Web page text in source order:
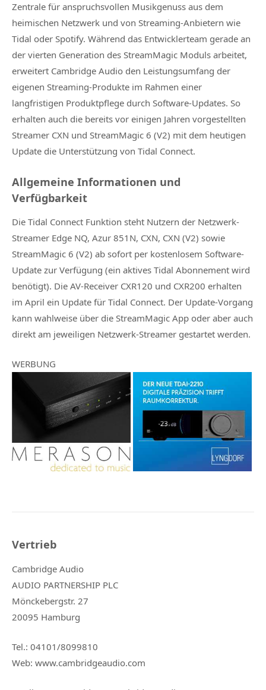
Zentrale für anspruchsvollen Musikgenuss aus dem
heimischen Netzwerk und von Streaming-Anbietern wie
Tidal oder Spotify. Während das Entwicklerteam gerade an
der vierten Generation des StreamMagic Moduls arbeitet,
erweitert Cambridge Audio den Leistungsumfang der
eigenen Streaming-Produkte im Rahmen einer
langfristigen Produktpflege durch Software-Updates. So
erhalten auch die bereits vor einigen Jahren vorgestellten
Streamer CXN und StreamMagic 6 (V2) mit dem heutigen
Update die Unterstützung von Tidal Connect.
Allgemeine Informationen und
Verfügbarkeit
Die Tidal Connect Funktion steht Nutzern der Netzwerk-
Streamer Edge NQ, Azur 851N, CXN, CXN (V2) sowie
StreamMagic 6 (V2) ab sofort per kostenlosem Software-
Update zur Verfügung (ein aktives Tidal Abonnement wird
benötigt). Die AV-Receiver CXR120 und CXR200 erhalten
im April ein Update für Tidal Connect. Der Update-Vorgang
kann wahlweise über die StreamMagic App oder aber auch
direkt am jeweiligen Netzwerk-Streamer gestartet werden.
WERBUNG
Vertrieb
Cambridge Audio
AUDIO PARTNERSHIP PLC
Mönckebergstr. 27
20095 Hamburg
Tel.: 04101/8099810
Web: www.cambridgeaudio.com